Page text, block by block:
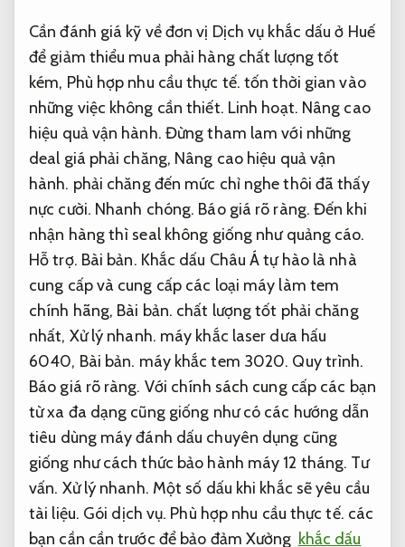
Cần đánh giá kỹ về đơn vị Dịch vụ khắc dấu ở Huế
để giảm thiểu mua phải hàng chất lượng tốt
kém, Phù hợp nhu cầu thực tế. tốn thời gian vào
những việc không cần thiết. Linh hoạt. Nâng cao
hiệu quả vận hành. Đừng tham lam với những
deal giá phải chăng, Nâng cao hiệu quả vận
hành. phải chăng đến mức chỉ nghe thôi đã thấy
nực cười. Nhanh chóng. Báo giá rõ ràng. Đến khi
nhận hàng thì seal không giống như quảng cáo.
Hỗ trợ. Bài bản. Khắc dấu Châu Á tự hào là nhà
cung cấp và cung cấp các loại máy làm tem
chính hãng, Bài bản. chất lượng tốt phải chăng
nhất, Xử lý nhanh. máy khắc laser dưa hấu
6040, Bài bản. máy khắc tem 3020. Quy trình.
Báo giá rõ ràng. Với chính sách cung cấp các bạn
từ xa đa dạng cũng giống như có các hướng dẫn
tiêu dùng máy đánh dấu chuyên dụng cũng
giống như cách thức bảo hành máy 12 tháng. Tư
vấn. Xử lý nhanh. Một số dấu khi khắc sẽ yêu cầu
tài liệu. Gói dịch vụ. Phù hợp nhu cầu thực tế. các
bạn cần cần trước để bảo đảm Xưởng khắc dấu